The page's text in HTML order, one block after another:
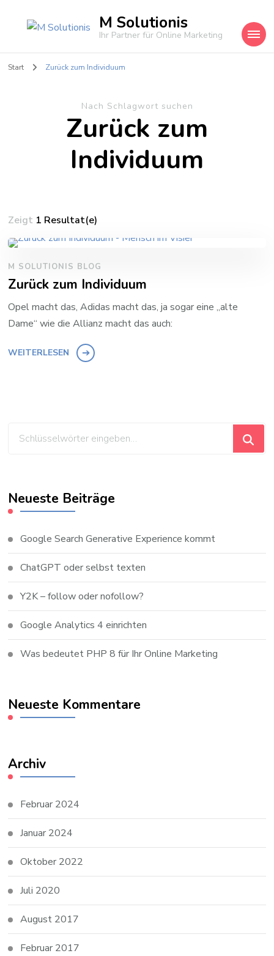
M Solutionis
Ihr Partner für Online Marketing
Start Zurück zum Individuum
Nach Schlagwort suchen
Zurück zum
Individuum
Zeigt 1 Resultat(e)
M SOLUTIONIS BLOG
Zurück zum Individuum
Opel macht das, Adidas macht das, ja sogar eine „alte
Dame“ wie die Allianz macht das auch:
WEITERLESEN
Neueste Beiträge
Google Search Generative Experience kommt
ChatGPT oder selbst texten
Y2K – follow oder nofollow?
Google Analytics 4 einrichten
Was bedeutet PHP 8 für Ihr Online Marketing
Neueste Kommentare
Archiv
Februar 2024
Januar 2024
Oktober 2022
Juli 2020
August 2017
Februar 2017